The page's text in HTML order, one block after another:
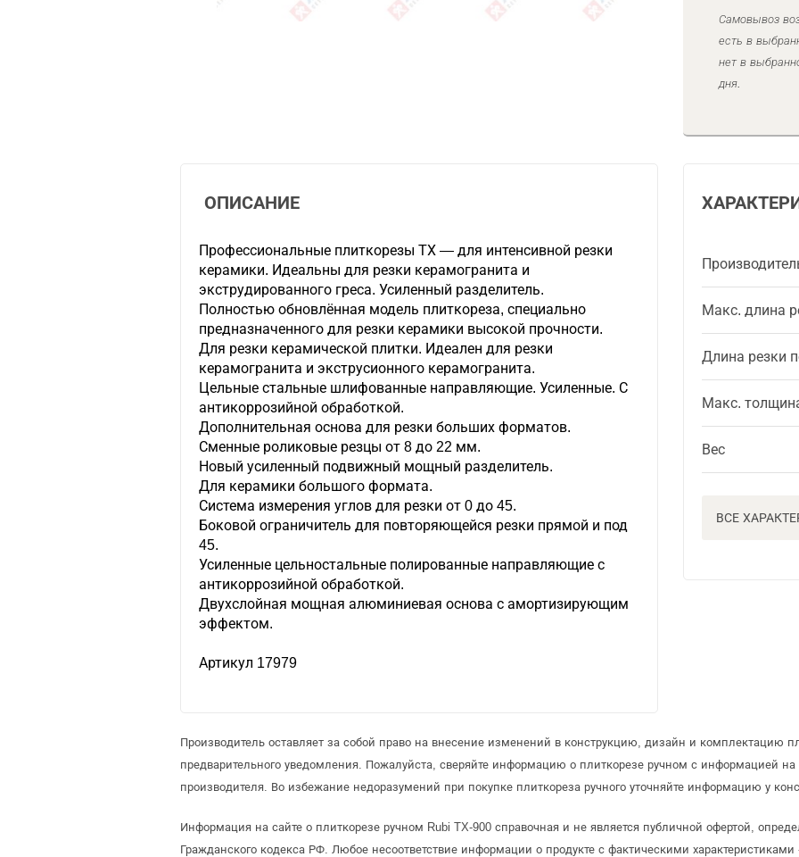
Самовывоз
есть в
нет в
дня.
Макс. длина
Длина резки
Макс.
Вес
ВСЕ
ОПИСАНИЕ
Профессиональные плиткорезы TХ — для интенсивной резки
керамики. Идеальны для резки керамогранита и
экструдированного греса. Усиленный разделитель.
Полностью обновлённая модель плиткореза, специально
предназначенного для резки керамики высокой прочности.
Для резки керамической плитки. Идеален для резки
керамогранита и экструсионного керамогранита.
Цельные стальные шлифованные направляющие. Усиленные. С
антикоррозийной обработкой.
Дополнительная основа для резки больших форматов.
Сменные роликовые резцы от 8 до 22 мм.
Новый усиленный подвижный мощный разделитель.
Для керамики большого формата.
Система измерения углов для резки от 0 до 45.
Боковой ограничитель для повторяющейся резки прямой и под
45.
Усиленные цельностальные полированные направляющие с
антикоррозийной обработкой.
Двухслойная мощная алюминиевая основа с амортизирующим
эффектом.
Артикул 17979
Производитель оставляет за собой право на внесение изменений в конструкцию, дизайн и комплектацию
предварительного уведомления. Пожалуйста, сверяйте информацию о плиткорезе ручном с информацией
производителя. Во избежание недоразумений при покупке плиткореза ручного уточняйте информацию у
Информация на сайте о плиткорезе ручном Rubi TX-900 справочная и не является публичной офертой,
Гражданского кодекса РФ. Любое несоответствие информации о продукте с фактическими